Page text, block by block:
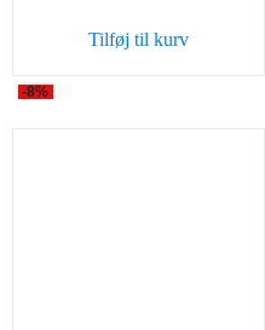
49,00 kr..
Tilføj til kurv
-8%